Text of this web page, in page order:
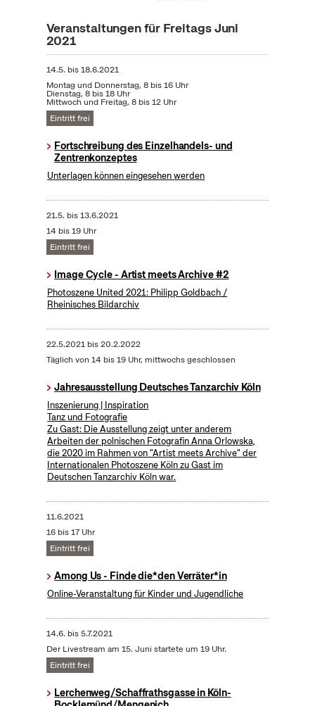
Veranstaltungen für Freitags Juni
2021
14.5. bis18.6.2021
Montag und Donnerstag, 8 bis 16 Uhr
Dienstag, 8 bis 18 Uhr
Mittwoch und Freitag, 8 bis 12 Uhr
Eintritt frei
Fortschreibung des Einzelhandels- und
Zentrenkonzeptes
Unterlagen können eingesehen werden
21.5. bis13.6.2021
14 bis 19 Uhr
Eintritt frei
Image Cycle - Artist meets Archive #2
Photoszene United 2021: Philipp Goldbach /
Rheinisches Bildarchiv
22.5.2021bis20.2.2022
Täglich von 14 bis 19 Uhr, mittwochs geschlossen
Jahresausstellung Deutsches Tanzarchiv Köln
Inszenierung | Inspiration
Tanz und Fotografie
Zu Gast: Die Ausstellung zeigt unter anderem
Arbeiten der polnischen Fotografin Anna Orlowska,
die 2020 im Rahmen von "Artist meets Archive" der
Internationalen Photoszene Köln zu Gast im
Deutschen Tanzarchiv Köln war.
11.6.2021
16 bis 17 Uhr
Eintritt frei
Among Us - Finde die*den Verräter*in
Online-Veranstaltung für Kinder und Jugendliche
14.6. bis5.7.2021
Der Livestream am 15. Juni startete um 19 Uhr.
Eintritt frei
Lerchenweg/Schaffrathsgasse in Köln-